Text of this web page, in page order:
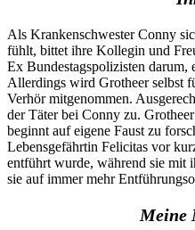
Als Krankenschwester Conny
fühlt, bittet ihre Kollegin und
Ex Bundestagspolizisten darum,
Allerdings wird Grotheer selbst
Verhör mitgenommen.
der Täter bei Conny zu.
beginnt auf eigene Faust zu
Lebensgefährtin Felicitas vor
entführt wurde, während sie mit
sie auf immer mehr
Meine